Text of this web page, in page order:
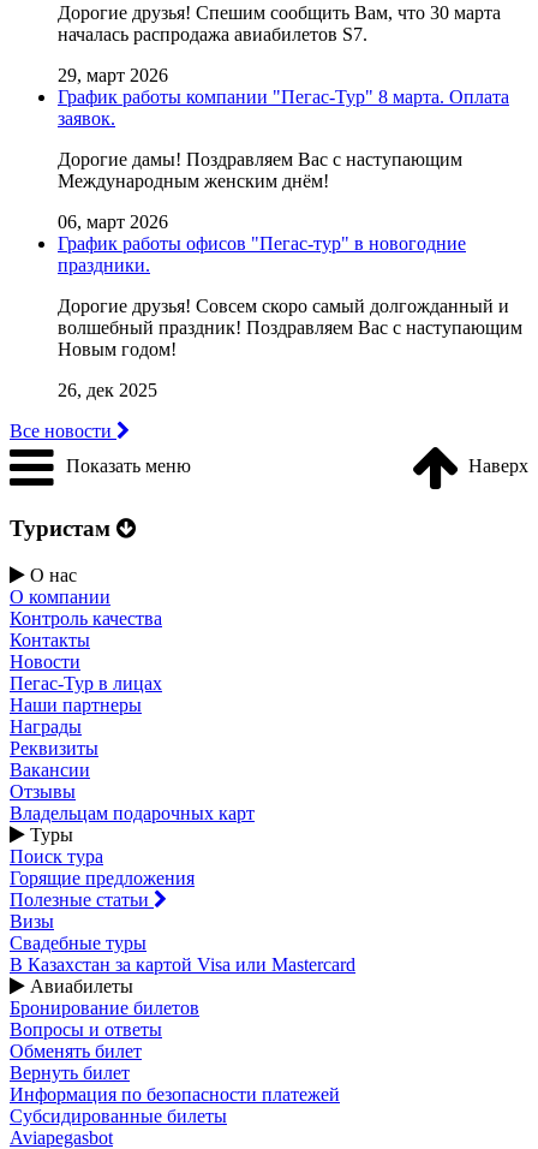
Дорогие друзья! Cпешим сообщить Вам, что 30 марта
началась распродажа авиабилетов S7.
29, март 2026
График работы компании "Пегас-Тур" 8 марта. Оплата
заявок.
Дорогие дамы! Поздравляем Вас с наступающим
Международным женским днём!
06, март 2026
График работы офисов "Пегас-тур" в новогодние
праздники.
Дорогие друзья! Совсем скоро самый долгожданный и
волшебный праздник! Поздравляем Вас с наступающим
Новым годом!
26, дек 2025
Все новости
Показать меню
Наверх
Туристам
О нас
О компании
Контроль качества
Контакты
Новости
Пегас-Тур в лицах
Наши партнеры
Награды
Реквизиты
Вакансии
Отзывы
Владельцам подарочных карт
Туры
Поиск тура
Горящие предложения
Полезные статьи
Визы
Свадебные туры
В Казахстан за картой Visa или Masterсard
Авиабилеты
Бронирование билетов
Вопросы и ответы
Обменять билет
Вернуть билет
Информация по безопасности платежей
Субсидированные билеты
Aviapegasbot